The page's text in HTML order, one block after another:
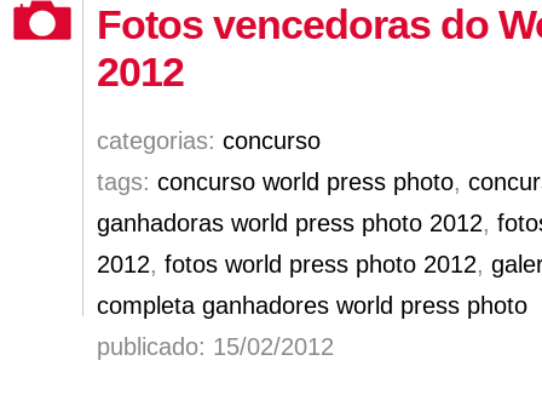
Fotos vencedoras do
2012
categorias: concurso
tags: concurso world press photo,
ganhadoras world press photo 2012,
2012, fotos world press photo 2012,
completa ganhadores world press photo
publicado: 15/02/2012